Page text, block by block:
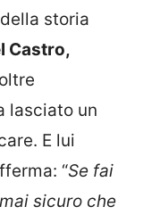
storia
Castro,
lasciato un
E lui
“Se fai
sicuro che